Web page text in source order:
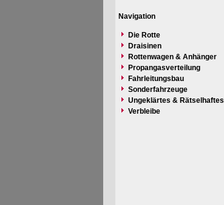
Navigation
Die Rotte
Draisinen
Rottenwagen & Anhänger
Propangasverteilung
Fahrleitungsbau
Sonderfahrzeuge
Ungeklärtes & Rätselhaftes
Verbleibe